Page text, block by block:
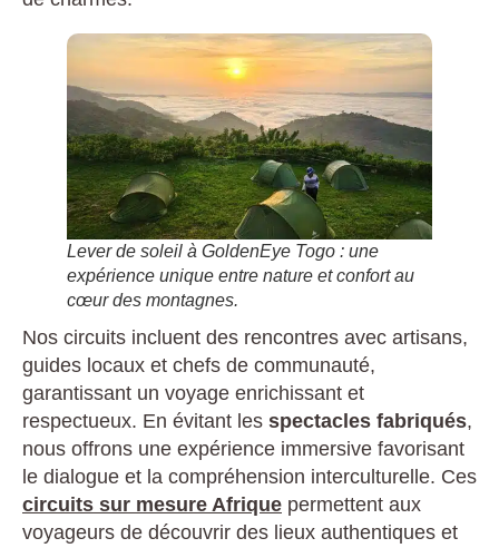
Lever de soleil à GoldenEye Togo : une
expérience unique entre nature et confort au
cœur des montagnes.
Nos circuits incluent des rencontres avec artisans,
guides locaux et chefs de communauté,
garantissant un voyage enrichissant et
respectueux. En évitant les spectacles fabriqués,
nous offrons une expérience immersive favorisant
le dialogue et la compréhension interculturelle. Ces
circuits sur mesure Afrique permettent aux
voyageurs de découvrir des lieux authentiques et